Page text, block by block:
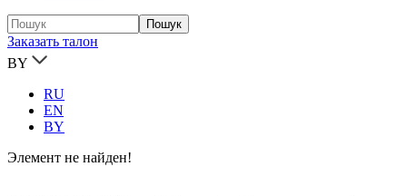
Заказать талон
BY
RU
EN
BY
Элемент не найден!